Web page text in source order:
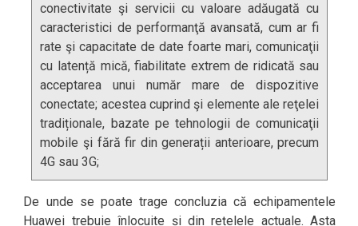
conectivitate şi servicii cu valoare adăugată cu
caracteristici de performanţă avansată, cum ar fi
rate şi capacitate de date foarte mari, comunicaţii
cu latență mică, fiabilitate extrem de ridicată sau
acceptarea unui număr mare de dispozitive
conectate; acestea cuprind şi elemente ale reţelei
tradiționale, bazate pe tehnologii de comunicaţii
mobile şi fără fir din generații anterioare, precum
4G sau 3G;
De unde se poate trage concluzia că echipamentele
Huawei trebuie înlocuite și din rețelele actuale. Asta